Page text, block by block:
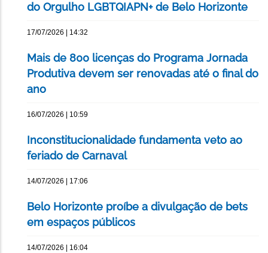
do Orgulho LGBTQIAPN+ de Belo Horizonte
17/07/2026 | 14:32
Mais de 800 licenças do Programa Jornada
Produtiva devem ser renovadas até o final do
ano
16/07/2026 | 10:59
Inconstitucionalidade fundamenta veto ao
feriado de Carnaval
14/07/2026 | 17:06
Belo Horizonte proíbe a divulgação de bets
em espaços públicos
14/07/2026 | 16:04